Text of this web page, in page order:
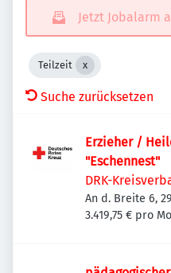
Jetzt Jobalarm
Teilzeit
Suche zurücksetzen
Erzieher /
"Eschennest"
DRK-
An d. Breite 6,
3.419,75 € pro